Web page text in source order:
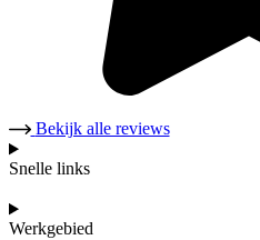
Bekijk alle reviews
Snelle links
Werkgebied